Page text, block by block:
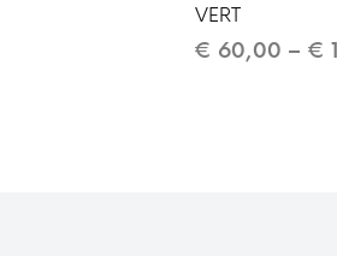
VERT
€ 60,00 – €